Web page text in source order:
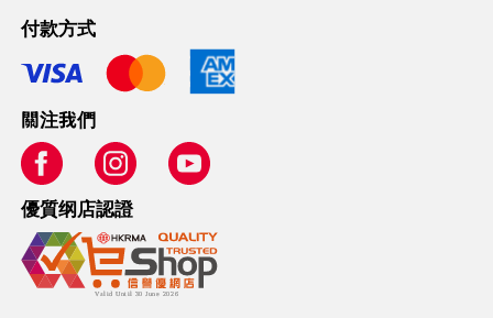
付款方式
關注我們
優質纲店認證